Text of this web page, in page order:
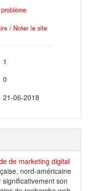
/ Noter le site
1
0
21-06-2018
de marketing digital
nord-américaine
son